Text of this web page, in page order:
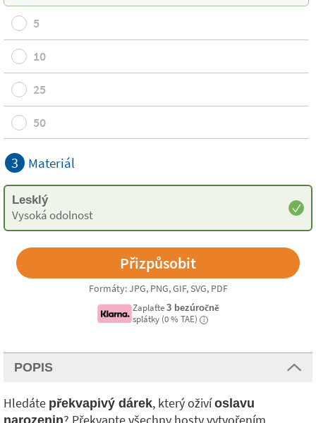
5
10
25
50
3 Materiál
Lesklý
Vysoká odolnost
Formáty: JPG, PNG, GIF, SVG, PDF
Zaplaťte3 bezúročně
splátky (0 % TAE) i
POPIS
Hledáte překvapivý dárek, který oživíoslavu